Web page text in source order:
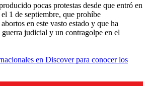
pocas protestas desde que entró en
1 de septiembre, que prohíbe
en este vasto estado y que ha
guerra judicial y un contragolpe en el
en Discover para conocer los